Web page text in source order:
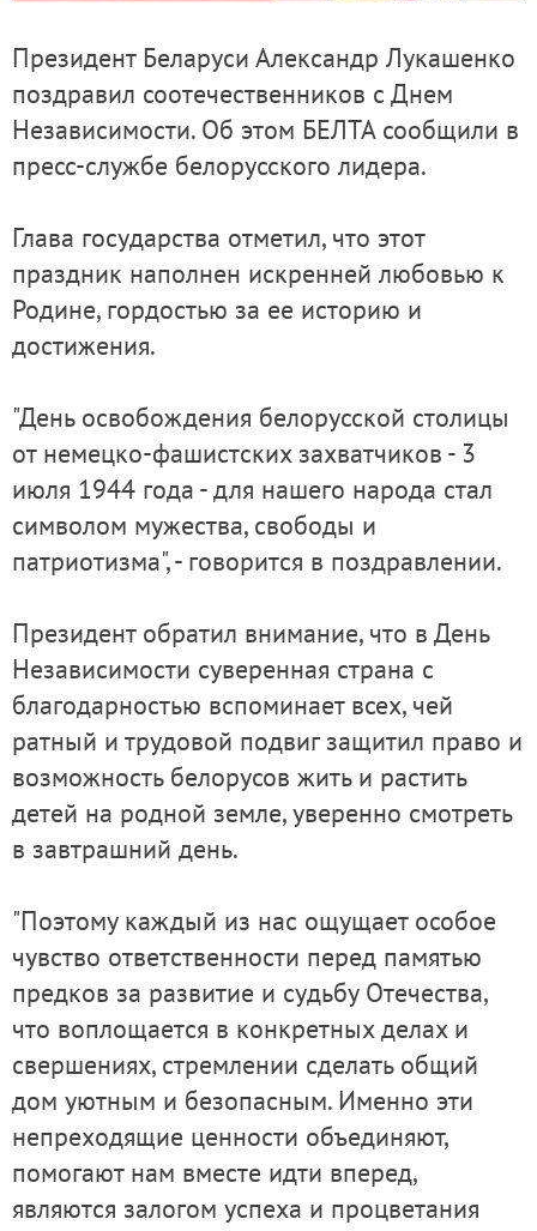
Президент Беларуси Александр Лукашенко
поздравил соотечественников с Днем
Независимости. Об этом БЕЛТА сообщили в
пресс-службе белорусского лидера.
Глава государства отметил, что этот
праздник наполнен искренней любовью к
Родине, гордостью за ее историю и
достижения.
"День освобождения белорусской столицы
от немецко-фашистских захватчиков - 3
июля 1944 года - для нашего народа стал
символом мужества, свободы и
патриотизма", - говорится в поздравлении.
Президент обратил внимание, что в День
Независимости суверенная страна с
благодарностью вспоминает всех, чей
ратный и трудовой подвиг защитил право и
возможность белорусов жить и растить
детей на родной земле, уверенно смотреть
в завтрашний день.
"Поэтому каждый из нас ощущает особое
чувство ответственности перед памятью
предков за развитие и судьбу Отечества,
что воплощается в конкретных делах и
свершениях, стремлении сделать общий
дом уютным и безопасным. Именно эти
непреходящие ценности объединяют,
помогают нам вместе идти вперед,
являются залогом успеха и процветания